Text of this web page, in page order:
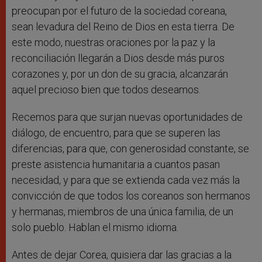
preocupan por el futuro de la sociedad coreana,
sean levadura del Reino de Dios en esta tierra. De
este modo, nuestras oraciones por la paz y la
reconciliación llegarán a Dios desde más puros
corazones y, por un don de su gracia, alcanzarán
aquel precioso bien que todos deseamos.
Recemos para que surjan nuevas oportunidades de
diálogo, de encuentro, para que se superen las
diferencias, para que, con generosidad constante, se
preste asistencia humanitaria a cuantos pasan
necesidad, y para que se extienda cada vez más la
convicción de que todos los coreanos son hermanos
y hermanas, miembros de una única familia, de un
solo pueblo. Hablan el mismo idioma.
Antes de dejar Corea, quisiera dar las gracias a la